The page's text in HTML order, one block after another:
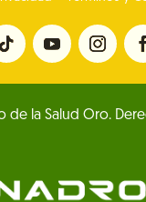
de la Salud Oro.